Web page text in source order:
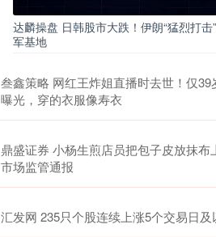
达麟操盘 日韩股市大跌！伊朗“猛烈打击
军基地
叁鑫策略 网红王炸姐直播时去世！仅39
曝光，穿的衣服像寿衣
鼎盛证券 小杨生煎店员把包子皮放抹布
市场监管通报
汇发网 235只个股连续上涨5个交易日及